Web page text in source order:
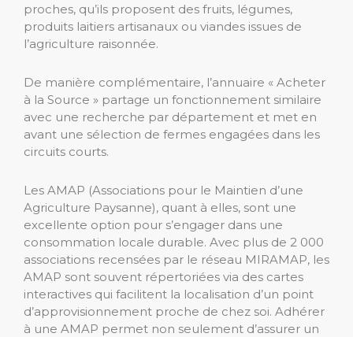
proches, qu’ils proposent des fruits, légumes,
produits laitiers artisanaux ou viandes issues de
l’agriculture raisonnée.
De manière complémentaire, l’annuaire « Acheter
à la Source » partage un fonctionnement similaire
avec une recherche par département et met en
avant une sélection de fermes engagées dans les
circuits courts.
Les AMAP (Associations pour le Maintien d’une
Agriculture Paysanne), quant à elles, sont une
excellente option pour s’engager dans une
consommation locale durable. Avec plus de 2 000
associations recensées par le réseau MIRAMAP, les
AMAP sont souvent répertoriées via des cartes
interactives qui facilitent la localisation d’un point
d’approvisionnement proche de chez soi. Adhérer
à une AMAP permet non seulement d’assurer un